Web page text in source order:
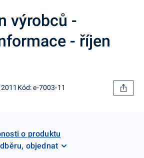
výrobců -
- říjen
Kód: e-7003-11
o produktu
objednat